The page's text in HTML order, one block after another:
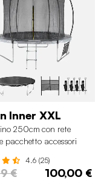
Inner XXL
250cm con rete
pacchetto accessori
4.6 (25)
€ 100,00 €